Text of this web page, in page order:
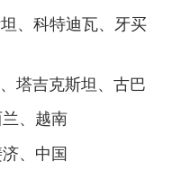
、科特迪瓦、牙买
塔吉克斯坦、古巴
、越南
、中国